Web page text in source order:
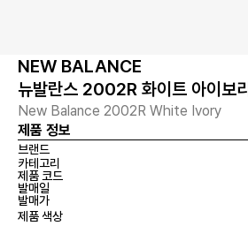
NEW BALANCE
뉴발란스 2002R 화이트 아이보리
New Balance 2002R White Ivory
제품 정보
브랜드
카테고리
제품 코드
발매일
발매가
제품 색상